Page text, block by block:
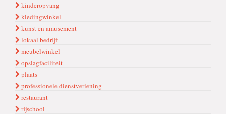
kinderopvang
kledingwinkel
kunst en amusement
lokaal bedrijf
meubelwinkel
opslagfaciliteit
plaats
professionele dienstverlening
restaurant
rijschool